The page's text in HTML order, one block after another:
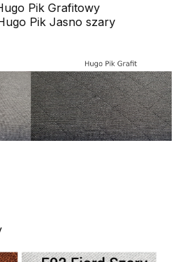
Pik Grafitowy
Pik Jasno szary